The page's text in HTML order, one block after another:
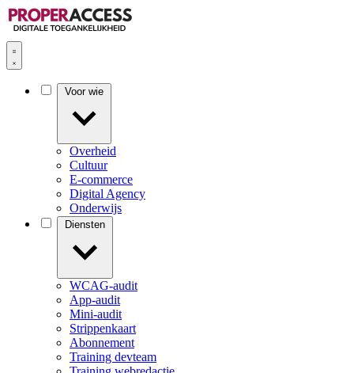
Overheid
Cultuur
E-commerce
Digital Agency
Onderwijs
WCAG-audit
App-audit
Mini-audit
Strippenkaart
Abonnement
Training devteam